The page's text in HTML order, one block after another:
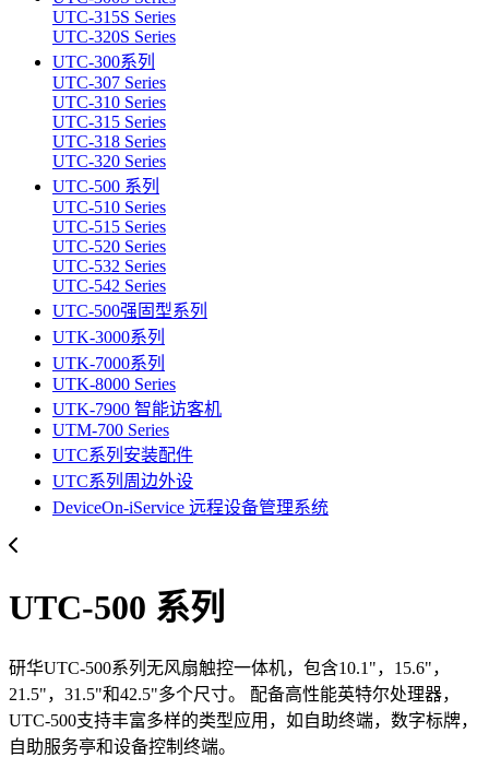
UTC-315S Series
UTC-320S Series
UTC-300系列
UTC-307 Series
UTC-310 Series
UTC-315 Series
UTC-318 Series
UTC-320 Series
UTC-500 系列
UTC-510 Series
UTC-515 Series
UTC-520 Series
UTC-532 Series
UTC-542 Series
UTC-500强固型系列
UTK-3000系列
UTK-7000系列
UTK-8000 Series
UTK-7900 智能访客机
UTM-700 Series
UTC系列安装配件
UTC系列周边外设
DeviceOn-iService 远程设备管理系统
UTC-500 系列
研华UTC-500系列无风扇触控一体机，包含10.1"，15.6"，
21.5"，31.5"和42.5"多个尺寸。 配备高性能英特尔处理器，
UTC-500支持丰富多样的类型应用，如自助终端，数字标牌，
自助服务亭和设备控制终端。